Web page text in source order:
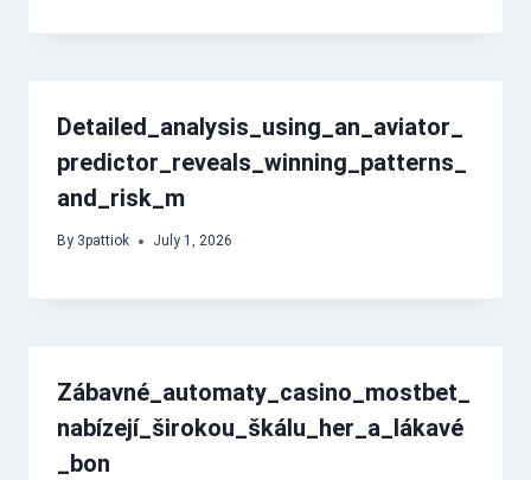
Detailed_analysis_using_an_aviator_
predictor_reveals_winning_patterns_
and_risk_m
By 3pattiok July 1, 2026
Zábavné_automaty_casino_mostbet_
nabízejí_širokou_škálu_her_a_lákavé
_bon